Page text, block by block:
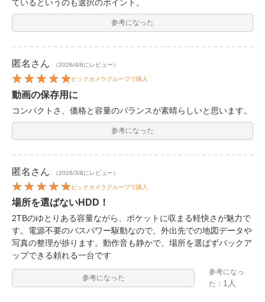
ているというのも選択のポイント。
参考になった
匿名 さん （2026/4/6にレビュー）
ビックカメラグループで購入
動画の保存用に
コンパクトさ、価格と容量のバランスが素晴らしいと思います。
参考になった
匿名 さん （2026/3/8にレビュー）
ビックカメラグループで購入
場所を選ばないHDD！
2TBのゆとりある容量ながら、ポケットに収まる軽快さが魅力で
す。電源不要のバスパワー駆動なので、外出先での地図データや
写真の整理が捗ります。動作音も静かで、場所を選ばずバックア
ップできる頼れる一台です
参考になった
参考になっ
た： 1人